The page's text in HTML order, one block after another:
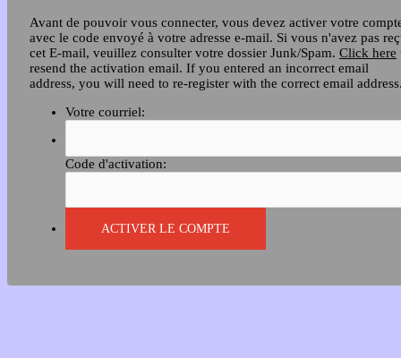
Avant de pouvoir vous connecter, vous devez activer votre
avec le code envoyé à votre adresse e-mail. Si vous n'avez pas
cet E-mail, veuillez consulter votre dossier Junk/Spam. Click here
resend the activation email. If you entered an incorrect email
address, you will need to re-register with the correct email
Votre courriel:
Code d'activation: